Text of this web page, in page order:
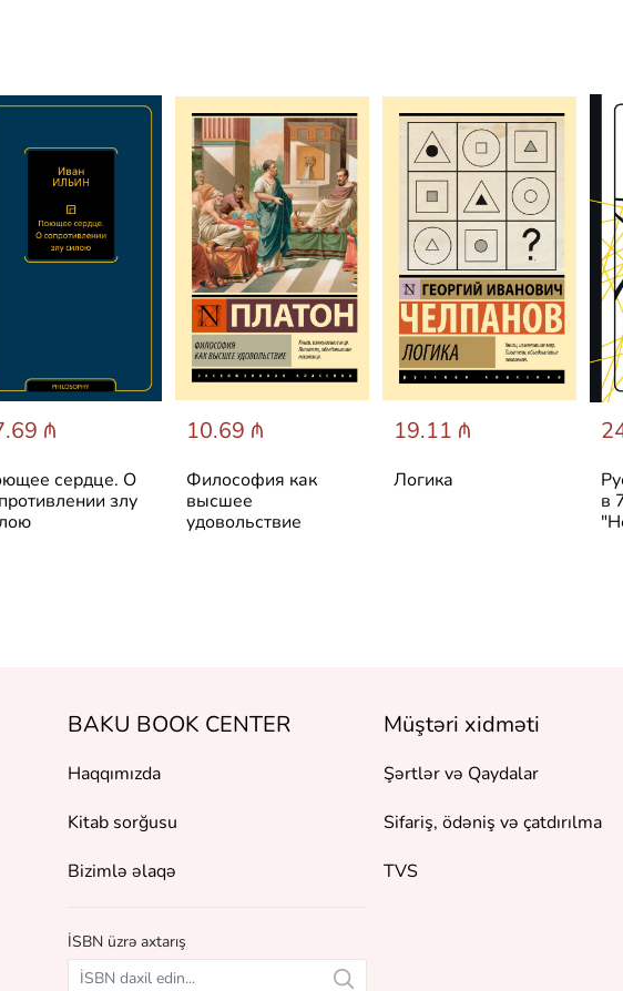
₼
сердце. О
злу
10.69 ₼
Философия как
высшее
удовольствие
19.11 ₼
Логика
в
BAKU BOOK CENTER
Haqqımızda
Kitab sorğusu
Bizimlə əlaqə
İSBN üzrə axtarış
Müştəri xidməti
Şərtlər və Qaydalar
Sifariş, ödəniş və çatdırılma
TVS